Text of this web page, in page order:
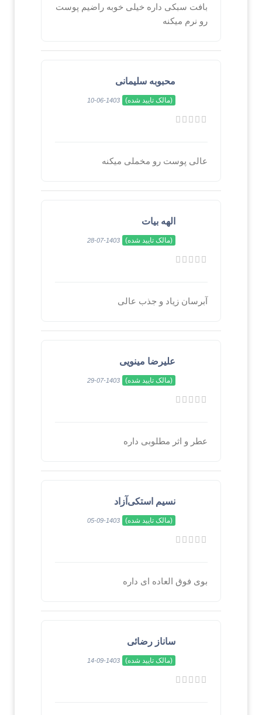
بافت سبکی داره خیلی خوبه راضیم پوست
رو نرم میکنه
محبوبه سلیمانی
(مالک تایید شده) 1403-06-10
عالی پوست رو مخملی میکنه
الهه بیات
(مالک تایید شده) 1403-07-28
آبرسان زیاد و جذب عالی
علیرضا مینویی
(مالک تایید شده) 1403-07-29
عطر و اثر مطلوبی داره
نسیم استکی‌آزاد
(مالک تایید شده) 1403-09-05
بوی فوق العاده ای داره
ساناز رضائی
(مالک تایید شده) 1403-09-14